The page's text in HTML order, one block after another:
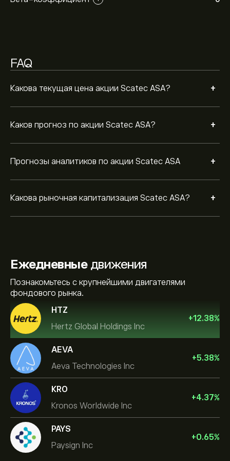
FAQ
Какова текущая цена акции Scatec ASA? +
Каков прогноз по акции Scatec ASA? +
Прогнозы аналитиков по акции Scatec ASA +
Какова рыночная капитализация Scatec ASA? +
Ежедневныедвижения
Познакомьтесь с крупнейшими двигателями
фондового рынка.
HTZ
Hertz Global Holdings Inc
+12.38%
AEVA
Aeva Technologies Inc
+5.38%
KRO
Kronos Worldwide Inc
+4.37%
PAYS
Paysign Inc
+0.65%